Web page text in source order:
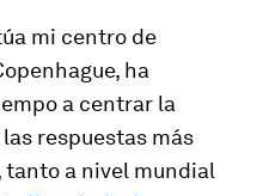
mi centro de
ha
a centrar la
respuestas más
a nivel mundial